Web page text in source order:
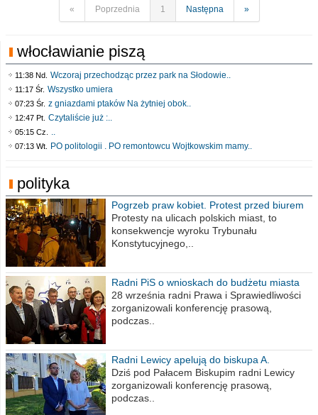
« Poprzednia 1 Następna »
włocławianie piszą
11:38 Nd. Wczoraj przechodząc przez park na Słodowie..
11:17 Śr. Wszystko umiera
07:23 Śr. z gniazdami ptaków Na żytniej obok..
12:47 Pt. Czytaliście już :..
05:15 Cz. ..
07:13 Wt. PO politologii . PO remontowcu Wojtkowskim mamy..
polityka
Pogrzeb praw kobiet. Protest przed biurem
poselskim PiS
Protesty na ulicach polskich miast, to
konsekwencje wyroku Trybunału
Konstytucyjnego,..
Radni PiS o wnioskach do budżetu miasta
na 2021 rok
28 września radni Prawa i Sprawiedliwości
zorganizowali konferencję prasową,
podczas..
Radni Lewicy apelują do biskupa A.
Wiesława Meringa
Dziś pod Pałacem Biskupim radni Lewicy
zorganizowali konferencję prasową,
podczas..